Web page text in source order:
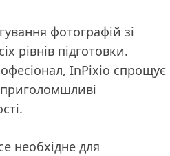
фотографій зі
рівнів підготовки.
InPixio спрощує
необхідне для